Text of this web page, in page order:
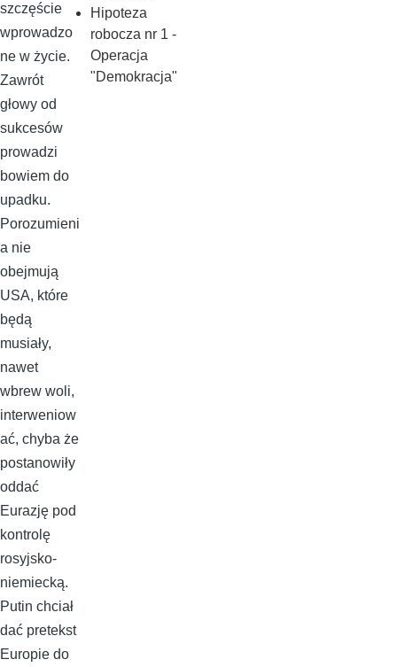
szczęście
wprowadzo
ne w życie.
Zawrót
głowy od
sukcesów
prowadzi
bowiem do
upadku.
Porozumieni
a nie
obejmują
USA, które
będą
musiały,
nawet
wbrew woli,
interweniow
ać, chyba że
postanowiły
oddać
Eurazję pod
kontrolę
rosyjsko-
niemiecką.
Putin chciał
dać pretekst
Europie do
Hipoteza
robocza nr 1 -
Operacja
"Demokracja"